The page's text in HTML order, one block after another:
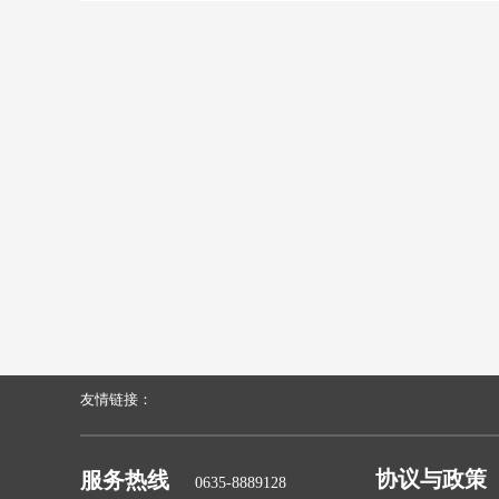
友情链接：
服务热线 0635-8889128 协议与政策